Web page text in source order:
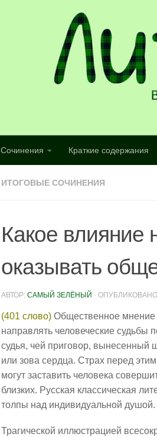
Сочинения Краткие содержания
ИТОГОВЫЕ СОЧИНЕНИЯ
Какое влияние
оказывать
АВТОР: САМЫЙ ЗЕЛЁНЫЙ · ОПУБЛИКОВАНО
(401 слово) Общественное мнение
направлять человеческие судьбы
судья, чей приговор, вынесенный
или зова сердца. Страх перед
могут заставить человека
близких. Русская классическая
толпы над индивидуальной душой.
Трагической иллюстрацией